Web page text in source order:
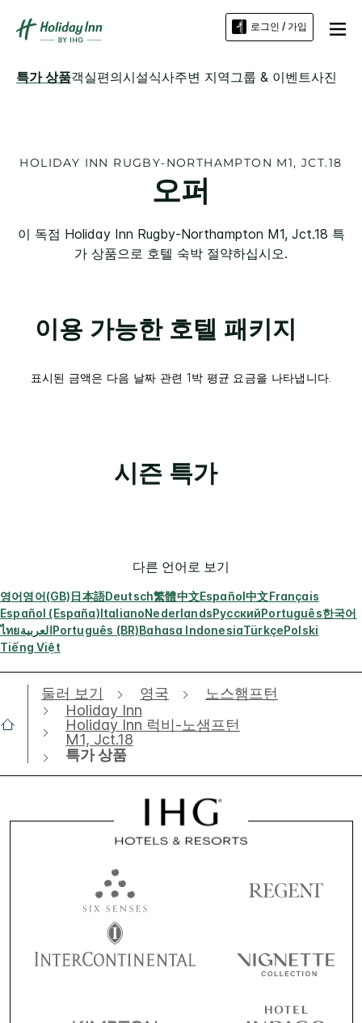
로그인 / 가입
특가 상품객실편의시설식사주변 지역그룹 & 이벤트사진
HOLIDAY INN RUGBY-NORTHAMPTON M1, JCT.18
오퍼
이 독점 Holiday Inn Rugby-Northampton M1, Jct.18 특
가 상품으로 호텔 숙박 절약하십시오.
이용 가능한 호텔 패키지
표시된 금액은 다음 날짜 관련 1박 평균 요금을 나타냅니다.
시즌 특가
다른 언어로 보기
영어영어(GB)日本語Deutsch繁體中文Español中文Français
Español (España)ItalianoNederlandsРусскийPortuguês한국어
ไทยالعربيةPortuguês (BR)Bahasa IndonesiaTürkçePolski
Tiếng Việt
둘러 보기 영국
노스햄프턴
Holiday Inn
Holiday Inn 럭비-노샘프턴
M1, Jct.18
특가 상품